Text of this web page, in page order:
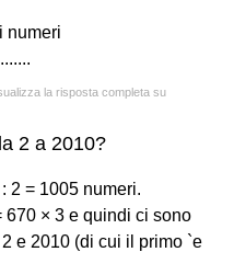
numeri
la risposta completa su
2 a 2010?
2 = 1005 numeri.
670 × 3 e quindi ci sono
e 2010 (di cui il primo `e